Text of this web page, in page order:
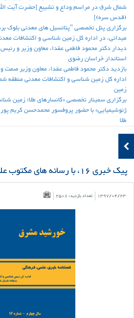
شمال شرق در مراسم وداع و تشییع [حضرت آیت
(قدس سره)]
برگزاری پنل تخصصی "پتانسیل های معدنی بلوک
میدانی، در اداره کل زمین شناسی و اکتشافات
دیدار دکتر محمود فاطمی عقدا، معاون وزیر و
استاندار خراسان رضوی
بازدید دکتر محمود فاطمی عقدا، معاون وزیر
اداره کل زمین شناسی و اکتشافات معدنی منطقه
زمین
برگزاری سمینار تخصصی «کانسارهای طلا؛ زمین
ژئوشیمیایی» با حضور پروفسور محمدحسن کریم پور
طلا
پیک خبری 16، با رسانه های مکتوب علمی
1397/04/23 تعداد بازدید: 2508